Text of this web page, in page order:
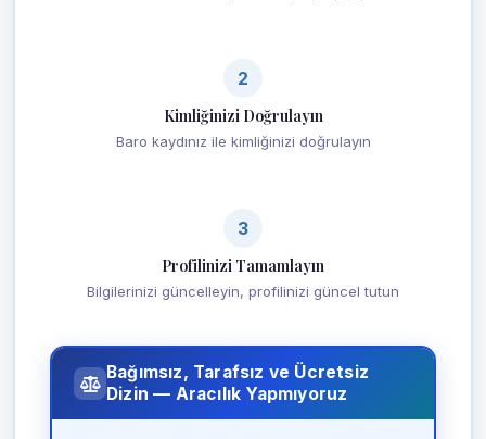
2
Kimliğinizi Doğrulayın
Baro kaydınız ile kimliğinizi doğrulayın
3
Profilinizi Tamamlayın
Bilgilerinizi güncelleyin, profilinizi güncel tutun
Bağımsız, Tarafsız ve Ücretsiz
Dizin — Aracılık Yapmıyoruz